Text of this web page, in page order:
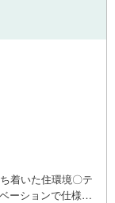
着いた住環境〇テ
ーションで仕様や